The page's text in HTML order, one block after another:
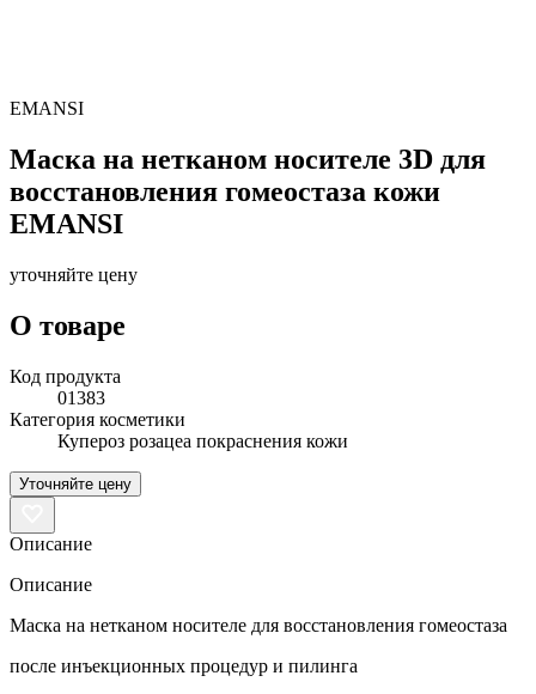
EMANSI
Маска на нетканом носителе 3D для
восстановления гомеостаза кожи
EMANSI
уточняйте цену
О товаре
Код продукта
01383
Категория косметики
Купероз розацеа покраснения кожи
Уточняйте цену
Описание
Описание
Маска на нетканом носителе для восстановления гомеостаза
после инъекционных процедур и пилинга